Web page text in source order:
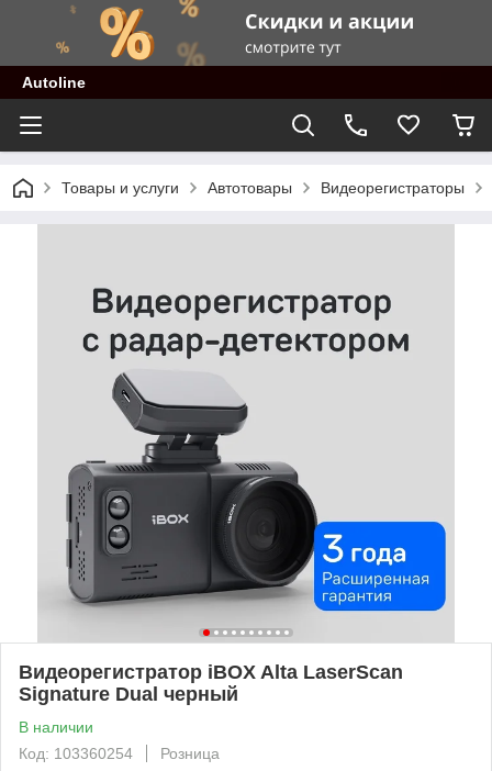
Autoline
Товары и услуги Автотовары Видеорегистраторы
Видеорегистратор iBOX Alta LaserScan
Signature Dual черный
В наличии
Код: 103360254
Розница